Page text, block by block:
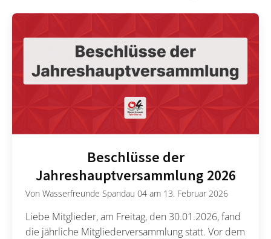
Beschlüsse der
Jahreshauptversammlung 2026
VonWasserfreunde Spandau 04 am 13. Februar 2026
Liebe Mitglieder, am Freitag, den 30.01.2026, fand
die jährliche Mitgliederversammlung statt. Vor dem